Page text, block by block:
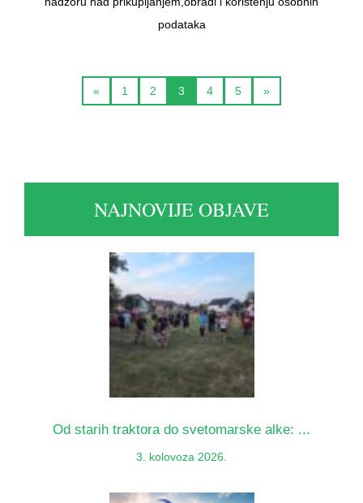
podataka
« 1 2 3 4 5 »
NAJNOVIJE OBJAVE
Od starih traktora do svetomarske alke: ...
3. kolovoza 2026.